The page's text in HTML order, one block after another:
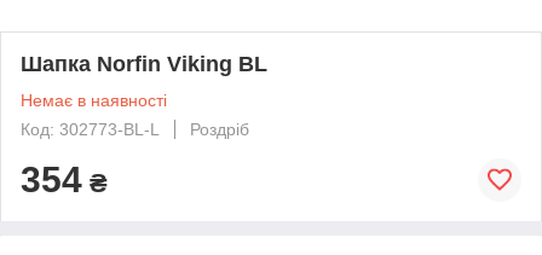
Шапка Norfin Viking BL
Немає в наявності
Код: 302773-BL-L
Роздріб
354 ₴